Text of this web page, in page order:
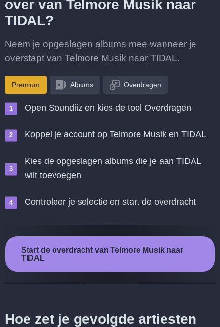
over van Telmore Musik naar
TIDAL?
Neem je opgeslagen albums mee wanneer je
overstapt van Telmore Musik naar TIDAL.
Premium Albums Overdragen
Open Soundiiz en kies de tool Overdragen
Koppel je account op Telmore Musik en TIDAL
Kies de opgeslagen albums die je aan TIDAL
wilt toevoegen
Controleer je selectie en start de overdracht
Start de overdracht van Telmore Musik naar
TIDAL
Hoe zet je gevolgde artiesten